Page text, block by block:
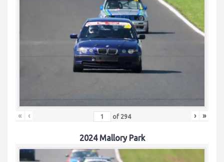
« ‹ of 294 › »
2024 Mallory Park